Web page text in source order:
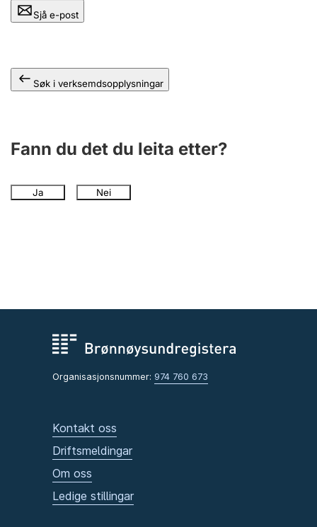
Sjå e-post
Søk i verksemdsopplysningar
Fann du det du leita etter?
Ja Nei
Organisasjonsnummer: 974 760 673
Kontakt oss
Driftsmeldingar
Om oss
Ledige stillingar